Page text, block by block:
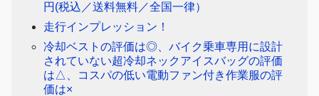
円(税込／送料無料／全国一律）
走行インプレッション！
冷却ベストの評価は◎、バイク乗車専用に設計
されていない超冷却ネックアイスバッグの評価
は△、コスパの低い電動ファン付き作業服の評
価は×